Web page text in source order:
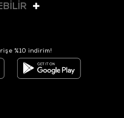
%10 indirim!